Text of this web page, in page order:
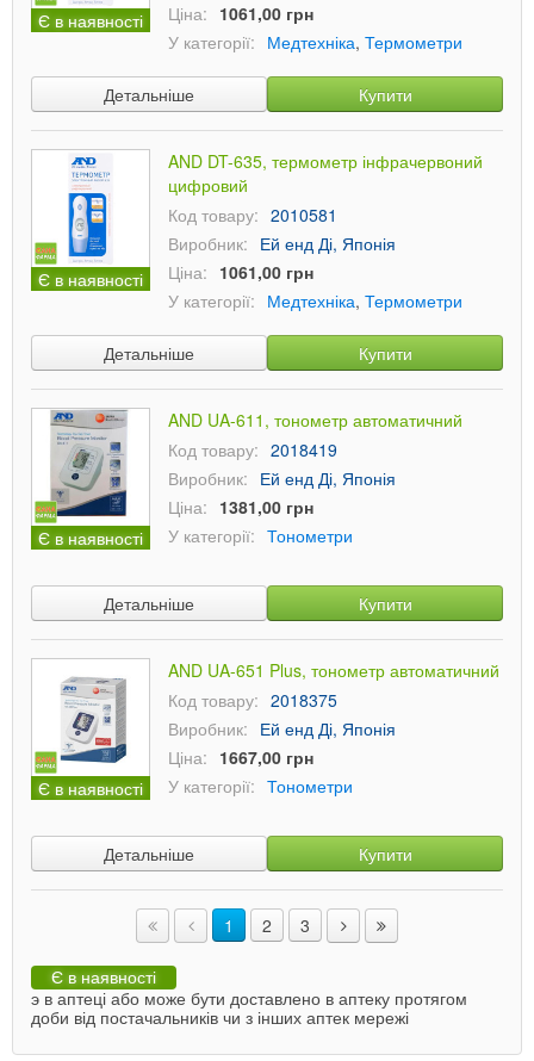
Є в наявності
Ціна: 1061,00 грн
У категорії: Медтехніка, Термометри
Детальніше Купити
Є в наявності
AND DT-635, термометр інфрачервоний
цифровий
Код товару: 2010581
Виробник: Ей енд Ді, Японія
Ціна: 1061,00 грн
У категорії: Медтехніка, Термометри
Детальніше Купити
Є в наявності
AND UA-611, тонометр автоматичний
Код товару: 2018419
Виробник: Ей енд Ді, Японія
Ціна: 1381,00 грн
У категорії: Тонометри
Детальніше Купити
Є в наявності
AND UA-651 Plus, тонометр автоматичний
Код товару: 2018375
Виробник: Ей енд Ді, Японія
Ціна: 1667,00 грн
У категорії: Тонометри
Детальніше Купити
1 2 3
Є в наявності
э в аптеці або може бути доставлено в аптеку протягом
доби від постачальників чи з інших аптек мережі